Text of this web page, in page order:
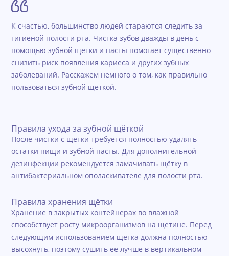
К счастью, большинство людей стараются следить за
гигиеной полости рта. Чистка зубов дважды в день с
помощью зубной щетки и пасты помогает существенно
снизить риск появления кариеса и других зубных
заболеваний. Расскажем немного о том, как правильно
пользоваться зубной щёткой.
Правила ухода за зубной щёткой
После чистки с щётки требуется полностью удалять
остатки пищи и зубной пасты. Для дополнительной
дезинфекции рекомендуется замачивать щётку в
антибактериальном ополаскивателе для полости рта.
Правила хранения щётки
Хранение в закрытых контейнерах во влажной
способствует росту микроорганизмов на щетине. Перед
следующим использованием щётка должна полностью
высохнуть, поэтому сушить её лучше в вертикальном